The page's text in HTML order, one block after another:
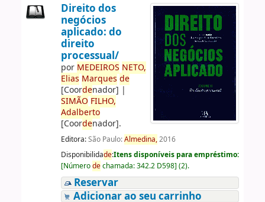
Direito dos
negócios
aplicado: do
direito
processual/
por MEDEIROS NETO,
Elias Marques de
[Coordenador] |
SIMÃO FILHO,
Adalberto
[Coordenador].
Editora:São Paulo:Almedina,2016
Disponibilidade:Itens disponíveis para empréstimo:
[Númerodechamada:342.2 D598] (2).
Reservar
Adicionar ao seu carrinho